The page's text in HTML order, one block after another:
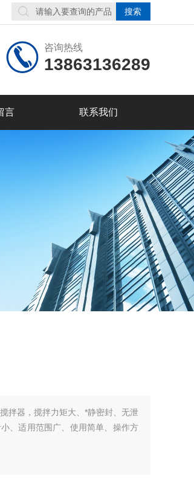
咨询热线
13863136289
言 联系我们
拌器，搅拌力矩大、*静密封、无泄
、适用范围广、使用简单、操作方